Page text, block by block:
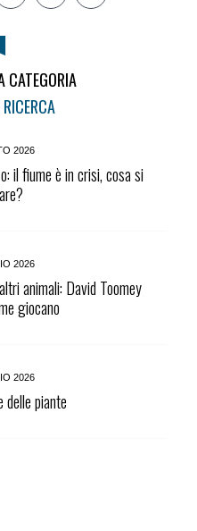
CATEGORIA
2026
il fiume è in crisi, cosa si
2026
animali: David Toomey
giocano
2026
delle piante